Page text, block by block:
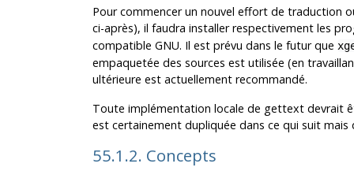
Pour commencer un nouvel effort de traduction
ci-après), il faudra installer respectivement les
compatible GNU. Il est prévu dans le futur que
empaquetée des sources est utilisée (en
ultérieure est actuellement recommandé.
Toute implémentation locale de gettext devrait
est certainement dupliquée dans ce qui suit
55.1.2. Concepts